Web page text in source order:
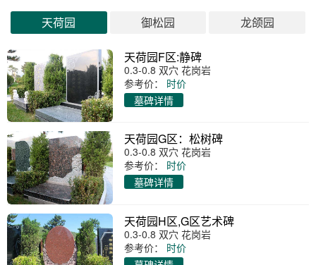
天荷园 御松园 龙颌园
天荷园F区:静碑
0.3-0.8 双穴 花岗岩
参考价：
时价
墓碑详情
天荷园G区：松树碑
0.3-0.8 双穴 花岗岩
参考价：
时价
墓碑详情
天荷园H区,G区艺术碑
0.3-0.8 双穴 花岗岩
参考价：
时价